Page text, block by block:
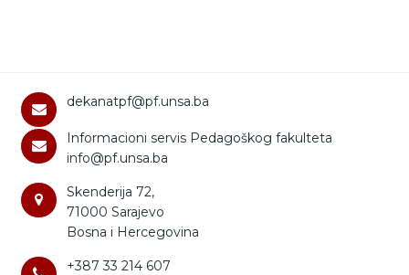
dekanatpf@pf.unsa.ba
Informacioni servis Pedagoškog fakulteta
info@pf.unsa.ba
Skenderija 72,
71000 Sarajevo
Bosna i Hercegovina
+387 33 214 607